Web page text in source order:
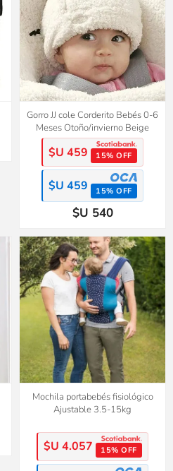
Gorro JJ cole Corderito Bebés 0-6
Meses Otoño/invierno Beige
$U 459 15% OFF
$U 459 15% OFF
$U 540
Mochila portabebés fisiológico
Ajustable 3.5-15kg
$U 4.057 15% OFF